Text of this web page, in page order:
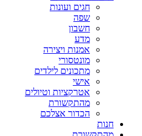
חגים ועונות
שפה
חשבון
מדע
אמנות ויצירה
מונטסורי
מתכונים לילדים
אישי
אטרקציות וטיולים
מהתקשורת
הכדור אצלכם
חנות